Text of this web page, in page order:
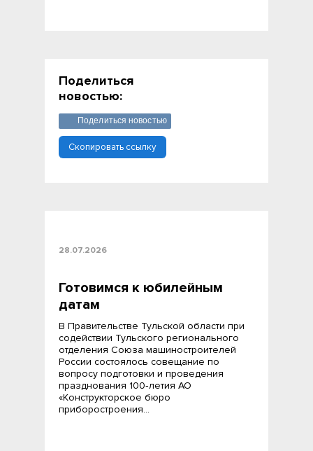
28.07.2026
Готовимся к юбилейным
датам
В Правительстве Тульской области при
содействии Тульского регионального
отделения Союза машиностроителей
России состоялось совещание по
вопросу подготовки и проведения
празднования 100‑летия АО
«Конструкторское бюро
приборостроения…
Поделиться
новостью:
Поделиться новостью
Скопировать ссылку